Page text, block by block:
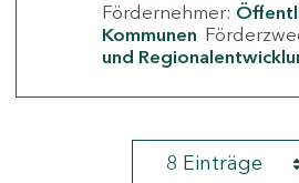
Fördernehmer:
Kommunen
und
8 Einträge